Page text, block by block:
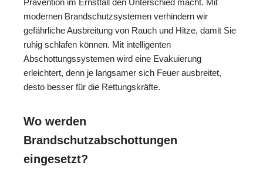
Prävention im Ernstfall den Unterschied macht. Mit
modernen Brandschutzsystemen verhindern wir
gefährliche Ausbreitung von Rauch und Hitze, damit Sie
ruhig schlafen können. Mit intelligenten
Abschottungssystemen wird eine Evakuierung
erleichtert, denn je langsamer sich Feuer ausbreitet,
desto besser für die Rettungskräfte.
Wo werden
Brandschutzabschottungen
eingesetzt?